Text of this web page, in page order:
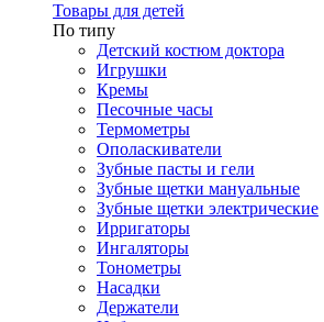
Товары для детей
По типу
Детский костюм доктора
Игрушки
Кремы
Песочные часы
Термометры
Ополаскиватели
Зубные пасты и гели
Зубные щетки мануальные
Зубные щетки электрические
Ирригаторы
Ингаляторы
Тонометры
Насадки
Держатели